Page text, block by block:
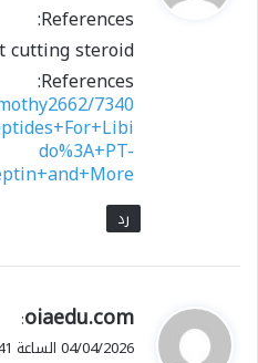
ل
References:
cutting steroid
References:
7340
do%3A+PT-
رد
ي
ق
oiaedu.com
:
04/04/2026 الساعة 11:41